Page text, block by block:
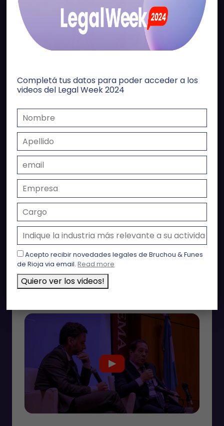
Completá tus datos para poder acceder a los
videos del Legal Week 2024
Acepto recibir novedades legales de Bruchou & Funes
de Rioja via email.Read more
Quiero ver los videos!
PANEL 1: Medidas y Cambios
Relevantes en Materia Fiscal.
DANIELA REY
NICOLÁS NOGUEIRA CASTELLINI
MAXIMILIANO YUDICA BARTELS
PANEL 2: Oportunidades en el